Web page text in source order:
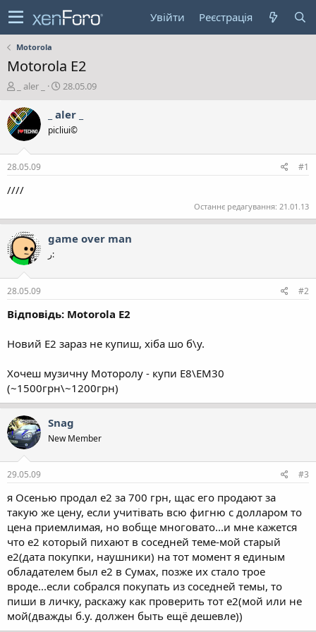
Увійти Реєстрація
Motorola
Motorola E2
т
о
р
е
м
и
_ aler _
Д
т
а
с
я
28.05.09
_ aler _
picliui©
28.05.09 #1
////
Останнє редагування: 21.01.13
game over man
:ر
28.05.09 #2
Відповідь: Motorola E2
Новий Е2 зараз не купиш, хіба шо б\у.
Хочеш музичну Моторолу - купи Е8\ЕМ30
(~1500грн\~1200грн)
Snag
New Member
29.05.09 #3
я Осенью продал е2 за 700 грн, щас его продают за
такую же цену, если учитівать всю фигню с долларом то
цена приемлимая, но вобще многовато...и мне кажется
что е2 который пихают в соседней теме-мой старый
е2(дата покупки, наушники) на тот момент я единым
обладателем был е2 в Сумах, позже их стало трое
вроде...если собрался покупать из соседней темы, то
пиши в личку, раскажу как проверить тот е2(мой или не
мой(дважды б.у. должен быть ещё дешевле))